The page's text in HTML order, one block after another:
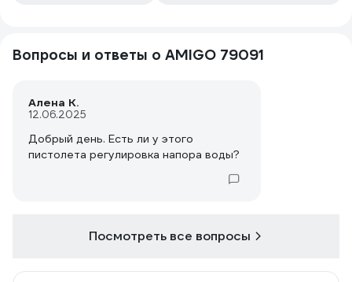
Вопросы и ответы о AMIGO 79091
Алена К.
12.06.2025
Добрый день. Есть ли у этого
пистолета регулировка напора воды?
Посмотреть все вопросы